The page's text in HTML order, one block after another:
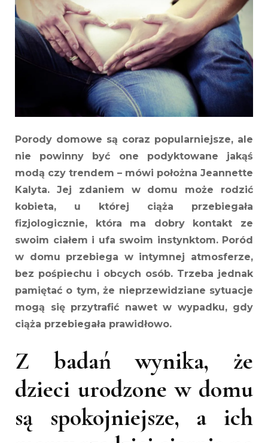
dobrym
miejscem
do
narodzin
dziecka.
Ważna
jest
powikłań
Porody domowe są coraz popularniejsze, ale
nie powinny być one podyktowane jakąś
modą czy trendem – mówi położna Jeannette
Kalyta. Jej zdaniem w domu może rodzić
kobieta, u której ciąża przebiegała
fizjologicznie, która ma dobry kontakt ze
swoim ciałem i ufa swoim instynktom. Poród
w domu przebiega w intymnej atmosferze,
bez pośpiechu i obcych osób. Trzeba jednak
pamiętać o tym, że nieprzewidziane sytuacje
mogą się przytrafić nawet w wypadku, gdy
ciąża przebiegała prawidłowo.
Z badań wynika, że
dzieci urodzone w domu
są spokojniejsze, a ich